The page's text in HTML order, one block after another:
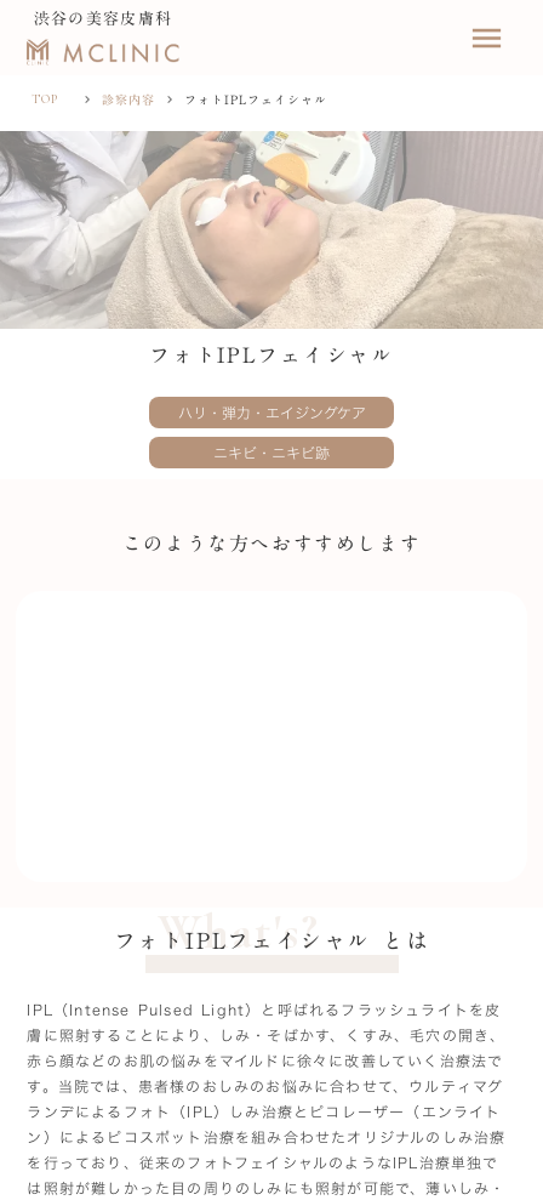
渋谷の美容皮膚科
menu
TOP keyboard_arrow_right 診察内容 keyboard_arrow_right フォトIPLフェイシャル
フォトIPLフェイシャル
ハリ・弾力・エイジングケア
ニキビ・ニキビ跡
このような方へおすすめします
フォトIPLフェイシャル とは
What's?
IPL（Intense Pulsed Light）と呼ばれるフラッシュライトを皮
膚に照射することにより、しみ・そばかす、くすみ、毛穴の開き、
赤ら顔などのお肌の悩みをマイルドに徐々に改善していく治療法で
す。当院では、患者様のおしみのお悩みに合わせて、ウルティマグ
ランデによるフォト（IPL）しみ治療とピコレーザー（エンライト
ン）によるピコスポット治療を組み合わせたオリジナルのしみ治療
を行っており、従来のフォトフェイシャルのようなIPL治療単独で
は照射が難しかった目の周りのしみにも照射が可能で、薄いしみ・